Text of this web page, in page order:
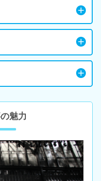
魅力